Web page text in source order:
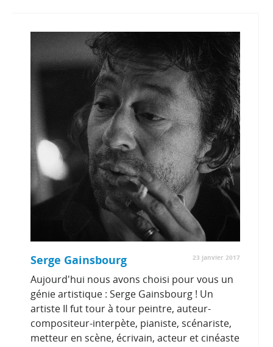
23 janvier 2017
Serge Gainsbourg
Aujourd'hui nous avons choisi pour vous un
génie artistique : Serge Gainsbourg ! Un
artiste Il fut tour à tour peintre, auteur-
compositeur-interpète, pianiste, scénariste,
metteur en scène, écrivain, acteur et cinéaste